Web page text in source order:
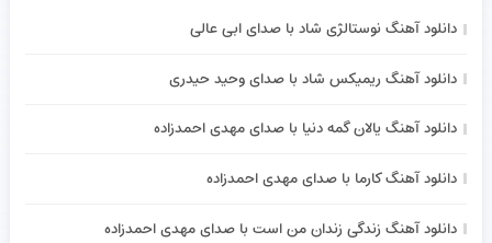
دانلود آهنگ نوستالژی شاد با صدای ابی عالی
دانلود آهنگ ریمیکس شاد با صدای وحید حیدری
دانلود آهنگ یالان گمه دنیا با صدای مهدی احمدزاده
دانلود آهنگ کارما با صدای مهدی احمدزاده
دانلود آهنگ زندگی زندان من است با صدای مهدی احمدزاده